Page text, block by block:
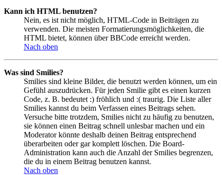
Kann ich HTML benutzen?
Nein, es ist nicht möglich, HTML-Code in Beiträgen zu
verwenden. Die meisten Formatierungsmöglichkeiten, die
HTML bietet, können über BBCode erreicht werden.
Nach oben
Was sind Smilies?
Smilies sind kleine Bilder, die benutzt werden können, um ein
Gefühl auszudrücken. Für jeden Smilie gibt es einen kurzen
Code, z. B. bedeutet :) fröhlich und :( traurig. Die Liste aller
Smilies kannst du beim Verfassen eines Beitrags sehen.
Versuche bitte trotzdem, Smilies nicht zu häufig zu benutzen,
sie können einen Beitrag schnell unlesbar machen und ein
Moderator könnte deshalb deinen Beitrag entsprechend
überarbeiten oder gar komplett löschen. Die Board-
Administration kann auch die Anzahl der Smilies begrenzen,
die du in einem Beitrag benutzen kannst.
Nach oben